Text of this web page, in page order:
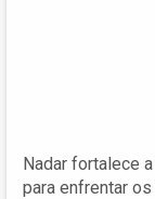
Nadar fortalece
para enfrentar